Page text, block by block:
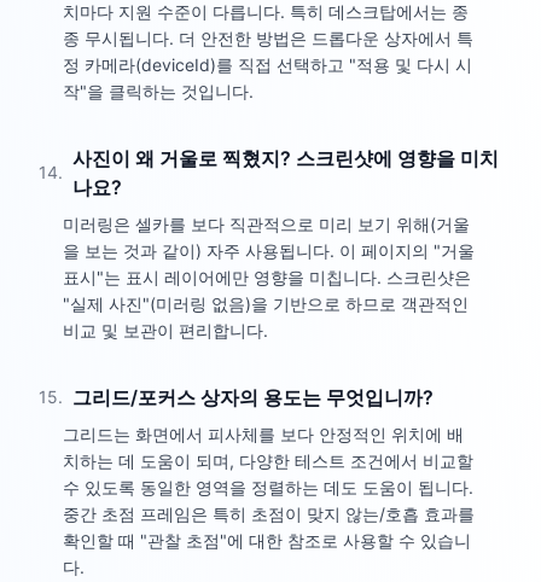
치마다 지원 수준이 다릅니다. 특히 데스크탑에서는 종
종 무시됩니다. 더 안전한 방법은 드롭다운 상자에서 특
정 카메라(deviceId)를 직접 선택하고 "적용 및 다시 시
작"을 클릭하는 것입니다.
14.
사진이 왜 거울로 찍혔지? 스크린샷에 영향을 미치
나요?
미러링은 셀카를 보다 직관적으로 미리 보기 위해(거울
을 보는 것과 같이) 자주 사용됩니다. 이 페이지의 "거울
표시"는 표시 레이어에만 영향을 미칩니다. 스크린샷은
"실제 사진"(미러링 없음)을 기반으로 하므로 객관적인
비교 및 ​​보관이 편리합니다.
15. 그리드/포커스 상자의 용도는 무엇입니까?
그리드는 화면에서 피사체를 보다 안정적인 위치에 배
치하는 데 도움이 되며, 다양한 테스트 조건에서 비교할
수 있도록 동일한 영역을 정렬하는 데도 도움이 됩니다.
중간 초점 프레임은 특히 초점이 맞지 않는/호흡 효과를
확인할 때 "관찰 초점"에 대한 참조로 사용할 수 있습니
다.